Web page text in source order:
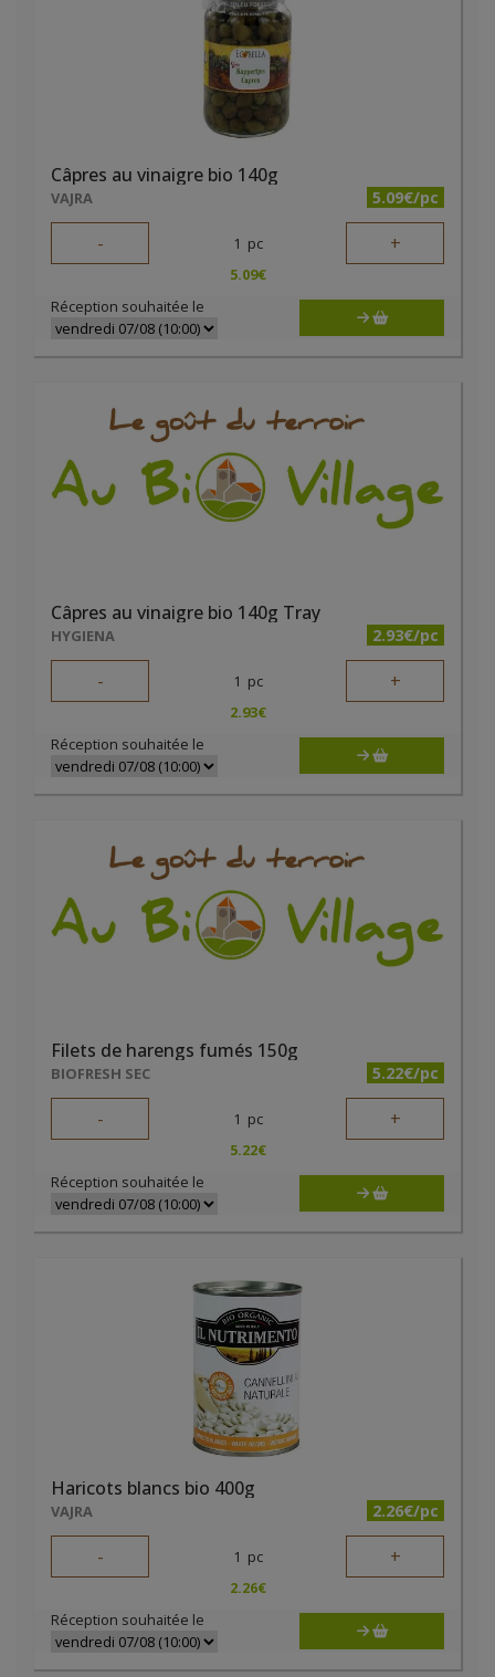
Câpres au vinaigre bio 140g
VAJRA 5.09€/pc
- 1 pc +
5.09€
Réception souhaitée le
Câpres au vinaigre bio 140g Tray
HYGIENA 2.93€/pc
- 1 pc +
2.93€
Réception souhaitée le
Filets de harengs fumés 150g
BIOFRESH SEC 5.22€/pc
- 1 pc +
5.22€
Réception souhaitée le
Haricots blancs bio 400g
VAJRA 2.26€/pc
- 1 pc +
2.26€
Réception souhaitée le